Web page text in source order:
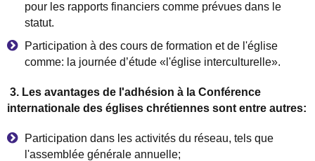
pour les rapports financiers comme prévues dans le
statut.
Participation à des cours de formation et de l'église
comme: la journée d’étude « l'église interculturelle».
3. Les avantages de l'adhésion à la Conférence
internationale des églises chrétiennes sont entre autres:
Participation dans les activités du réseau, tels que
l'assembl ée générale annuelle;